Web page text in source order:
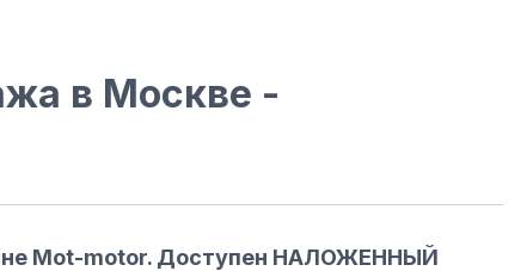
в Москве -
Mot-motor. Доступен НАЛОЖЕННЫЙ